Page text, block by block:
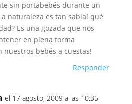
sin portabebés durante un
naturaleza es tan sabia! qué
Es una gozada que nos
en plena forma
nuestros bebés a cuestas!
Responder
el 17 agosto, 2009 a las 10:35